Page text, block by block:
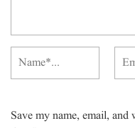
Save my name, email,